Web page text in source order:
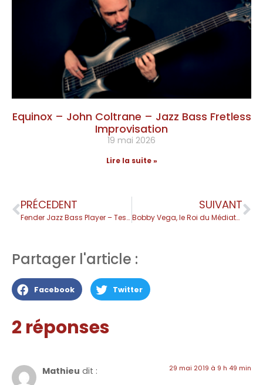
Equinox – John Coltrane – Jazz Bass Fretless
Improvisation
19 mai 2026
Lire la suite »
PRÉCEDENT
Fender Jazz Bass Player – Test Complet
SUIVANT
Bobby Vega, le Roi du Médiator Funk à la Basse
Partager l'article :
Facebook Twitter
2 réponses
Mathieu dit : 29 mai 2019 à 9 h 49 min